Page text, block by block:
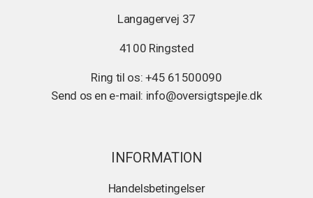
Langagervej 37
4100 Ringsted
Ring til os: +45 61500090
Send os en e-mail: info@oversigtspejle.dk
INFORMATION
Handelsbetingelser